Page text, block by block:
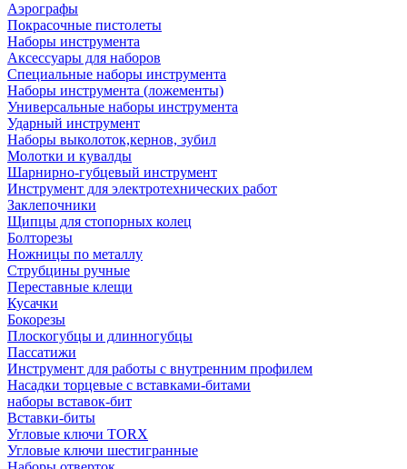
Аэрографы
Покрасочные пистолеты
Наборы инструмента
Аксессуары для наборов
Специальные наборы инструмента
Наборы инструмента (ложементы)
Универсальные наборы инструмента
Ударный инструмент
Наборы выколоток,кернов, зубил
Молотки и кувалды
Шарнирно-губцевый инструмент
Инструмент для электротехнических работ
Заклепочники
Щипцы для стопорных колец
Болторезы
Ножницы по металлу
Струбцины ручные
Переставные клещи
Кусачки
Бокорезы
Плоскогубцы и длинногубцы
Пассатижи
Инструмент для работы с внутренним профилем
Насадки торцевые с вставками-битами
наборы вставок-бит
Вставки-биты
Угловые ключи TORX
Угловые ключи шестигранные